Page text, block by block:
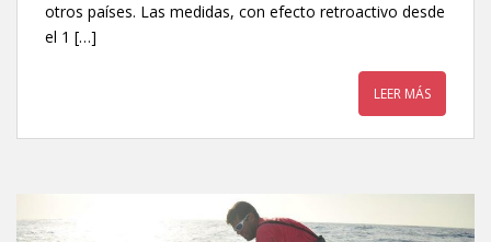
otros países. Las medidas, con efecto retroactivo desde
el 1 […]
LEER MÁS